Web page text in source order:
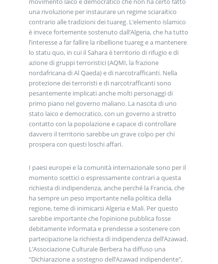
una rivoluzione per instaurare un regime sciaraitico
contrario alle tradizioni dei tuareg. L’elemento islamico
è invece fortemente sostenuto dall’Algeria, che ha tutto
l’interesse a far fallire la ribellione tuareg e a mantenere
lo statu quo, in cui il Sahara è territorio di rifugio e di
azione di gruppi terroristici (AQMI, la frazione
nordafricana di Al Qaeda) e di narcotrafficanti. Nella
protezione dei terroristi e di narcotrafficanti sono
pesantemente implicati anche molti personaggi di
primo piano nel governo maliano. La nascita di uno
stato laico e democratico, con un governo a stretto
contatto con la popolazione e capace di controllare
davvero il territorio sarebbe un grave colpo per chi
prospera con questi loschi affari.
I paesi europei e la comunità internazionale sono per il
momento scettici o espressamente contrari a questa
richiesta di indipendenza, anche perché la Francia, che
ha sempre un peso importante nella politica della
regione, teme di inimicarsi Algeria e Mali. Per questo
sarebbe importante che l’opinione pubblica fosse
debitamente informata e prendesse a sostenere con
partecipazione la richiesta di indipendenza dell’Azawad.
L’Associazione Culturale Berbera ha diffuso una
"Dichiarazione a sostegno dell’Azawad indipendente",